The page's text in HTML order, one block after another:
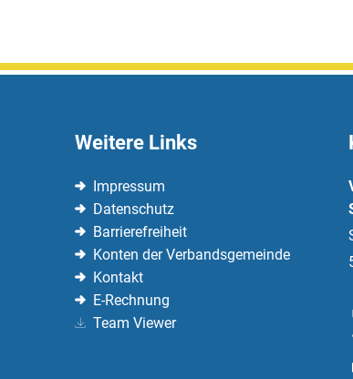
Weitere Links
Impressum
Datenschutz
Barrierefreiheit
Konten der Verbandsgemeinde
Kontakt
E-Rechnung
Team Viewer